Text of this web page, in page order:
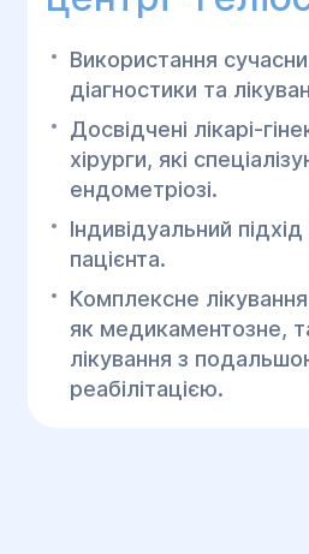
Використання
діагностики та
Досвідчені лікарі-
хірурги, які
ендометріозі.
Індивідуальний
пацієнта.
Комплексне
як медикаментозне,
лікування з
реабілітацією.